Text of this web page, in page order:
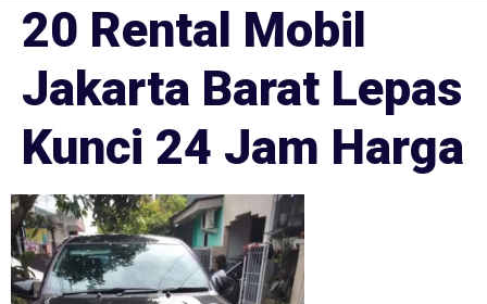
20 Rental Mobil
Jakarta Barat Lepas
Kunci 24 Jam Harga